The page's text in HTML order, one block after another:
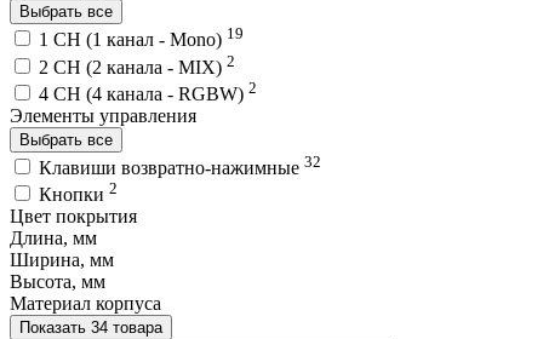
Выбрать все
1 CH (1 канал - Mono) 19
2 CH (2 канала - MIX) 2
4 CH (4 канала - RGBW) 2
Элементы управления
Выбрать все
Клавиши возвратно-нажимные 32
Кнопки 2
Цвет покрытия
Длина, мм
Ширина, мм
Высота, мм
Материал корпуса
Показать 34 товара